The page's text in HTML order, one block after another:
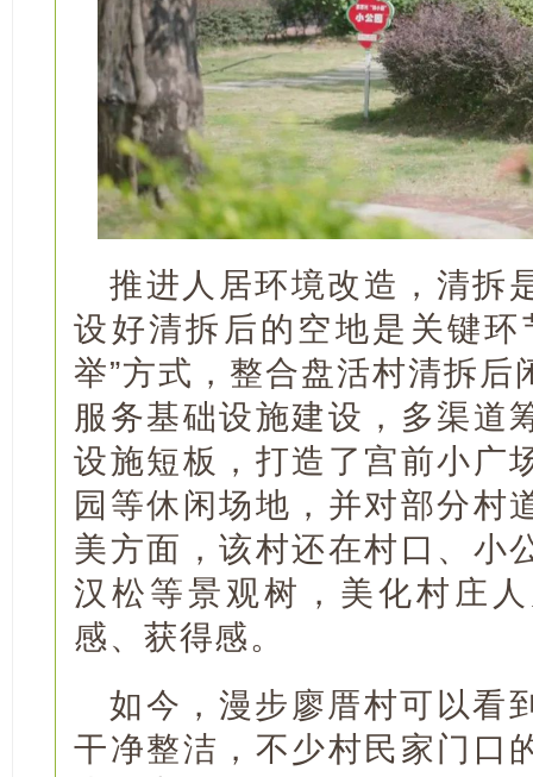
推进人居环境改造，清拆
设好清拆后的空地是关键
举”方式，整合盘活村清拆
服务基础设施建设，多渠道
设施短板，打造了宫前小广
园等休闲场地，并对部分村
美方面，该村还在村口、小
汉松等景观树，美化村庄
感、获得感。
如今，漫步廖厝村可以看
干净整洁，不少村民家门口